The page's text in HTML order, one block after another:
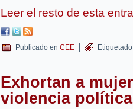
Leer el resto de esta
Publicado en CEE | Etiquetado
Exhortan a
violencia política